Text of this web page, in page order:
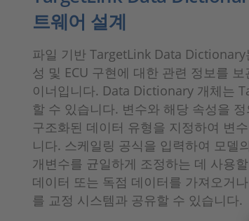
트웨어 설계
파일 기반 TargetLink Data Dictionary
성 및 ECU 구현에 대한 관련 정보를
이너입니다. Data Dictionary 개체는
할 수 있습니다. 변수와 해당 속성을
구조화된 데이터 유형을 지정하여 변
니다. 스케일링 공식을 입력하여 모델
개변수를 균일하게 조정하는 데 사용
데이터 또는 독점 데이터를 가져오거
를 교정 시스템과 공유할 수 있습니다.